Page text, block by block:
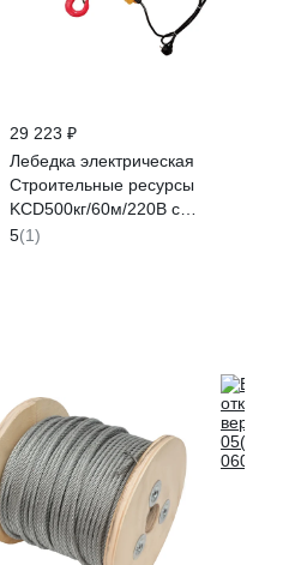
29 223 ₽
Лебедка электрическая
Строительные ресурсы
KCD500кг/60м/220В с
вольтметром 5006022V
5(1)